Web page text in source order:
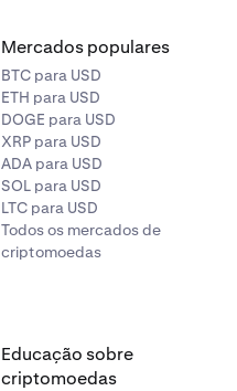
Mercados populares
BTC para USD
ETH para USD
DOGE para USD
XRP para USD
ADA para USD
SOL para USD
LTC para USD
Todos os mercados de
criptomoedas
Educação sobre
criptomoedas